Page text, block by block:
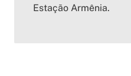
Estação Armênia.